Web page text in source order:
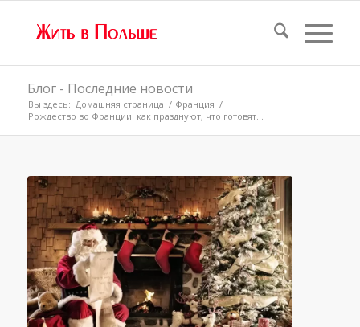
Блог - Последние новости
Вы здесь: Домашняя страница / Франция /
Рождество во Франции: как празднуют, что готовят...